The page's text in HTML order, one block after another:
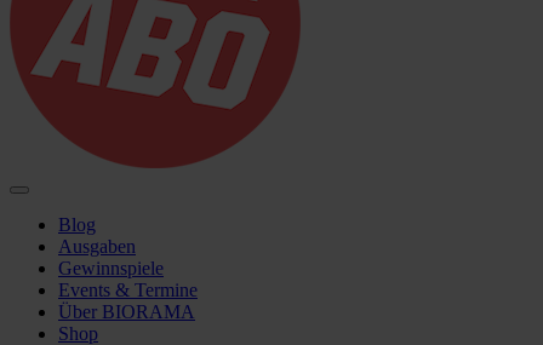
Blog
Ausgaben
Gewinnspiele
Events & Termine
Über BIORAMA
Shop